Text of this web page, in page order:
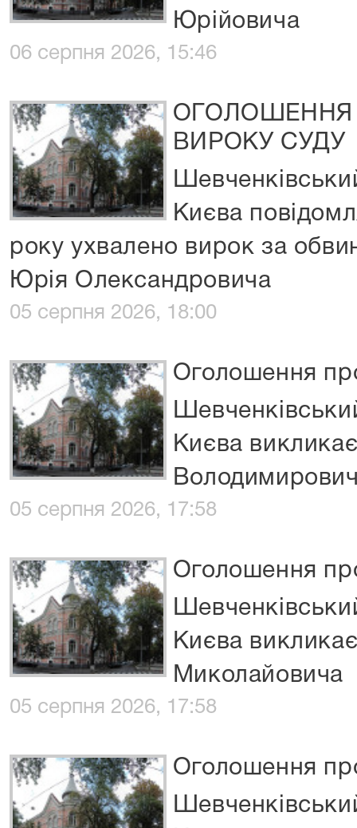
Юрійовича
06 серпня 2026, 15:46
ОГОЛОШЕННЯ
ВИРОКУ СУДУ
Києва
року ухвалено вирок за
Юрія Олександровича
05 серпня 2026, 18:00
Оголошення
Києва
05 серпня 2026, 17:58
Оголошення
Києва
Миколайовича
05 серпня 2026, 17:58
Оголошення